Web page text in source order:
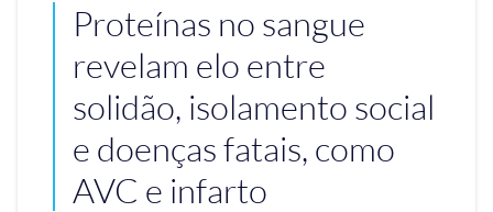
Proteínas no sangue
revelam elo entre
solidão, isolamento social
e doenças fatais, como
AVC e infarto